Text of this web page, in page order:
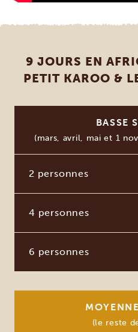
9 JOURS EN
PETIT KAROO &
BASSE
(mars, avril, mai et 1
2 personnes
4 personnes
6 personnes
(le reste